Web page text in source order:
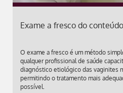
Exame a fresco do
O exame a fresco é um método
qualquer profissional de saúde
diagnóstico etiológico das vaginites
permitindo o tratamento mais
possível.